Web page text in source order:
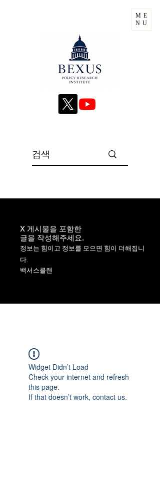
ME
NU
X 게시물을 포함한
​글을 작성해주세요.
정보는 힘이고 정보를 모으면 힘이 더해집니
다.
백서스클랜
Widget Didn’t Load
Check your internet and refresh
this page.
If that doesn’t work, contact us.